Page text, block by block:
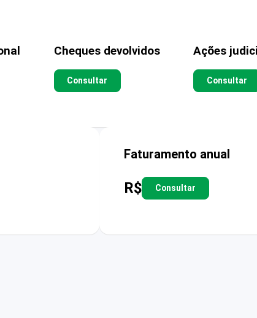
Cheques devolvidos
Consultar
Ações
Consultar
Faturamento anual
R$ Consultar